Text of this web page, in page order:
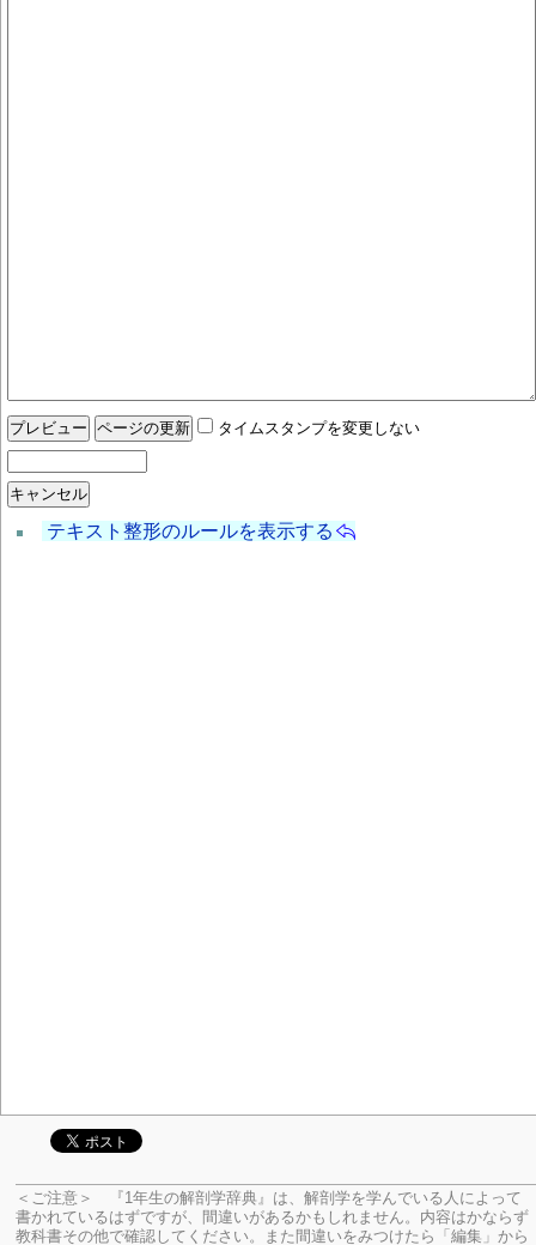
タイムスタンプを変更しない
テキスト整形のルールを表示する
＜ご注意＞ 『1年生の解剖学辞典』は、解剖学を学んでいる人によって
書かれているはずですが、間違いがあるかもしれません。内容はかならず
教科書その他で確認してください。
また間違いをみつけたら「編集」から